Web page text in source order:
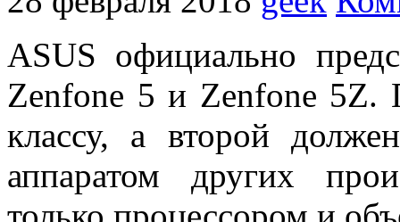
ASUS официально
Zenfone 5 и Zenfone 5Z.
классу, а второй
аппаратом других